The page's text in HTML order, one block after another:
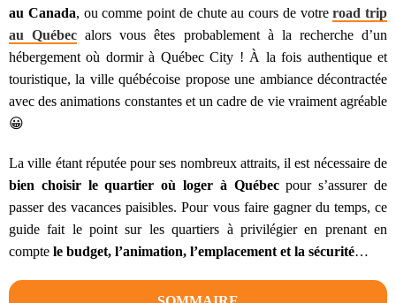
au Canada, ou comme point de chute au cours de votreroad trip
au Québec alors vous êtes probablement à la recherche d’un
hébergement où dormir à Québec City ! À la fois authentique et
touristique, la ville québécoise propose une ambiance décontractée
avec des animations constantes et un cadre de vie vraiment agréable
😀
La ville étant réputée pour ses nombreux attraits, il est nécessaire de
bien choisir le quartier où loger à Québecpour s’assurer de
passer des vacances paisibles. Pour vous faire gagner du temps, ce
guide fait le point sur les quartiers à privilégier en prenant en
compte le budget, l’animation, l’emplacement et la sécurité…